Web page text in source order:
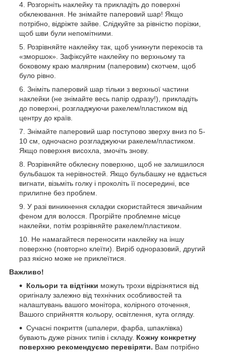
Розгорніть наклейку та прикладіть до поверхні
обклеювання. Не знімайте паперовий шар! Якщо
потрібно, відріжте зайве. Слідкуйте за рівністю порізки,
щоб шви були непомітними.
Розрівняйте наклейку так, щоб уникнути перекосів та
«зморшок». Зафіксуйте наклейку по верхньому та
боковому краю малярним (паперовим) скотчем, щоб
було рівно.
Зніміть паперовий шар тільки з верхньої частини
наклейки (не знімайте весь папір одразу!), прикладіть
до поверхні, розгладжуючи ракелем/пластиком від
центру до країв.
Знімайте паперовий шар поступово зверху вниз по 5-
10 см, одночасно розгладжуючи ракелем/пластиком.
Якщо поверхня висохла, змочіть знову.
Розрівняйте обклеєну поверхню, щоб не залишилося
бульбашок та нерівностей. Якщо бульбашку не вдається
вигнати, візьміть голку і проколіть її посередині, все
прилипне без проблем.
У разі виникнення складки скористайтеся звичайним
феном для волосся. Прогрійте проблемне місце
наклейки, потім розрівняйте ракелем/пластиком.
Не намагайтеся переносити наклейку на іншу
поверхню (повторно клеїти). Виріб одноразовий, другий
раз якісно може не приклеїтися.
Важливо!
Кольори та відтінки можуть трохи відрізнятися від
оригіналу залежно від технічних особливостей та
налаштувань вашого монітора, колірного оточення,
Вашого сприйняття кольору, освітлення, кута огляду.
Сучасні покриття (шпалери, фарба, шпаклівка)
бувають дуже різних типів і складу. Кожну конкретну
поверхню рекомендуємо перевіряти. Вам потрібно